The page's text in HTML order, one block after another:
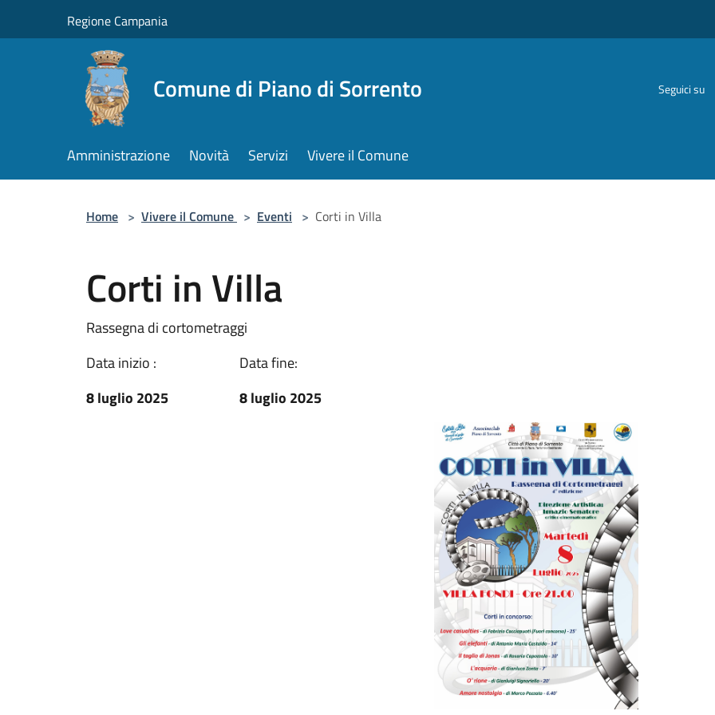
Regione Campania
Comune di Piano di Sorrento Seguici su
Amministrazione Novità Servizi Vivere il Comune
Home > Vivere il Comune > Eventi > Corti in Villa
Corti in Villa
Rassegna di cortometraggi
Data inizio :
8 luglio 2025
Data fine:
8 luglio 2025